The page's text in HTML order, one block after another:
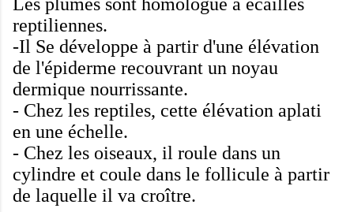
reptiliennes.
-Il Se développe à partir d'une élévation
de l'épiderme recouvrant un noyau
dermique nourrissante.
- Chez les reptiles, cette élévation aplati
en une échelle.
- Chez les oiseaux, il roule dans un
cylindre et coule dans le follicule à partir
de laquelle il va croître.